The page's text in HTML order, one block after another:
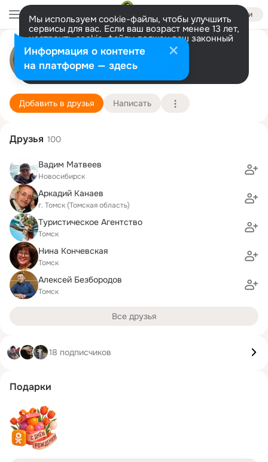
Войти
Мы используем cookie-файлы, чтобы улучшить
сервисы для вас. Если ваш возраст менее 13 лет,
настроить cookie-файлы должен ваш законный
представитель. Больше информации
Разрешить все Настроить
Наталия Максак
Томск (Новосибирск)
53 школа
Подробнее
Добавить в друзья Написать
Друзья 100
Вадим Матвеев
Новосибирск
Аркадий Канаев
г. Томск (Томская область)
Туристическое Агентство
Томск
Нина Кончевская
Томск
Алексей Безбородов
Томск
Все друзья
18 подписчиков
Подарки
Информация о контенте
на платформе — здесь